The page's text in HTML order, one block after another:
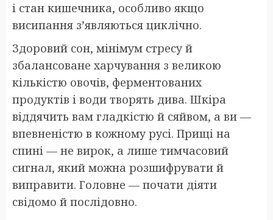
і стан кишечника, особливо якщо
висипання з’являються циклічно.
Здоровий сон, мінімум стресу й
збалансоване харчування з великою
кількістю овочів, ферментованих
продуктів і води творять дива. Шкіра
віддячить вам гладкістю й сяйвом, а ви —
впевненістю в кожному русі. Прищі на
спині — не вирок, а лише тимчасовий
сигнал, який можна розшифрувати й
виправити. Головне — почати діяти
свідомо й послідовно.